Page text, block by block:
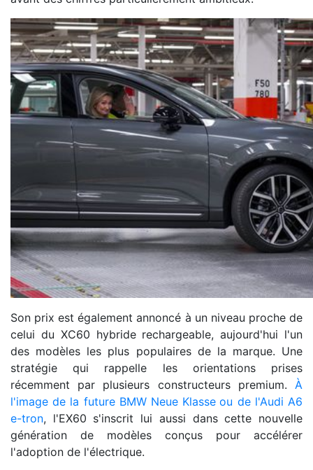
Son prix est également annoncé à un niveau proche de
celui du XC60 hybride rechargeable, aujourd'hui l'un
des modèles les plus populaires de la marque. Une
stratégie qui rappelle les orientations prises
récemment par plusieurs constructeurs premium. À
l'image de la future BMW Neue Klasse ou de l'Audi A6
e-tron, l'EX60 s'inscrit lui aussi dans cette nouvelle
génération de modèles conçus pour accélérer
l'adoption de l'électrique.